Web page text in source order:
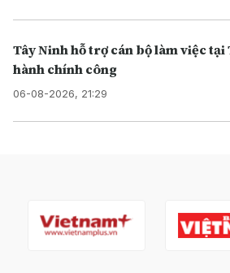
Tây Ninh hỗ trợ cán bộ làm việc
hành chính công
06-08-2026, 21:29